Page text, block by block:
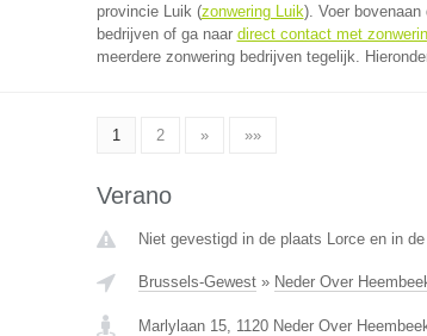
provincie Luik (zonwering Luik). Voer
bedrijven of ga naar direct contact met
meerdere zonwering bedrijven tegelijk.
1 2 » »»
Verano
Niet gevestigd in de plaats Lorce en in
Brussels-Gewest» Neder Over
Marlylaan 15, 1120 Neder Over